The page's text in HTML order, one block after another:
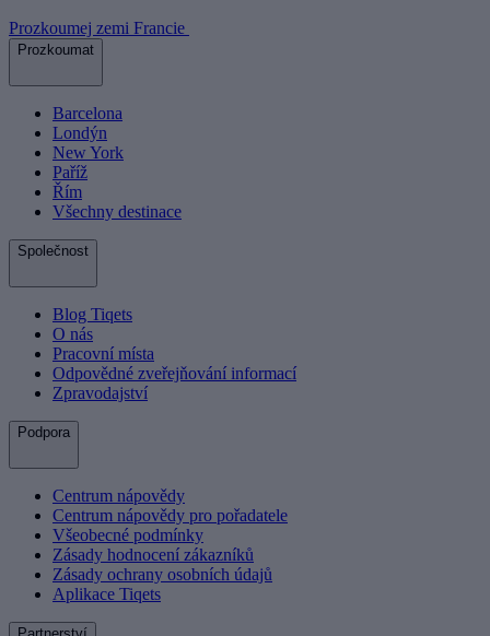
Prozkoumej zemi Francie
Prozkoumat
Barcelona
Londýn
New York
Paříž
Řím
Všechny destinace
Společnost
Blog Tiqets
O nás
Pracovní místa
Odpovědné zveřejňování informací
Zpravodajství
Podpora
Centrum nápovědy
Centrum nápovědy pro pořadatele
Všeobecné podmínky
Zásady hodnocení zákazníků
Zásady ochrany osobních údajů
Aplikace Tiqets